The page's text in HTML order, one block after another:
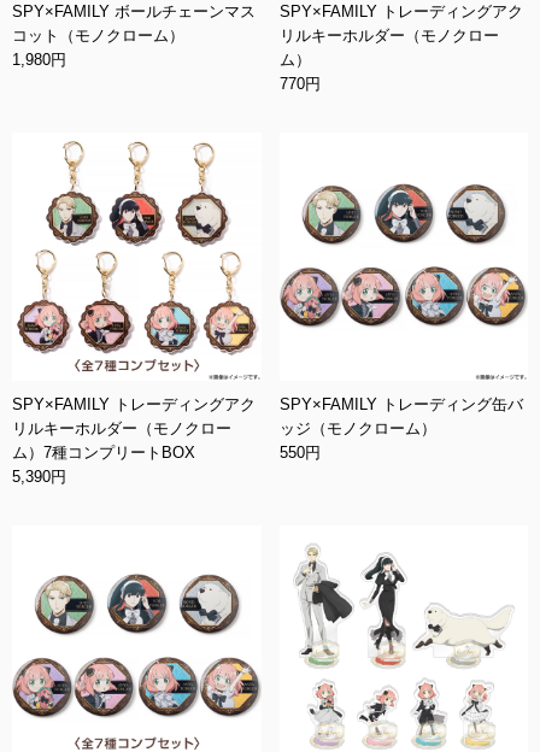
SPY×FAMILY ボールチェーンマス
コット（モノクローム）
1,980円
SPY×FAMILY トレーディングアク
リルキーホルダー（モノクロー
ム）
770円
SPY×FAMILY トレーディングアク
リルキーホルダー（モノクロー
ム）7種コンプリートBOX
5,390円
SPY×FAMILY トレーディング缶バ
ッジ（モノクローム）
550円